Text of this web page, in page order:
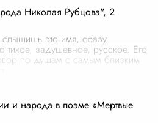
Николая Рубцова", 2
это имя, сразу
тихое, задушевное, русское. Его
по душам с самым близким
и народа в поэме «Мертвые